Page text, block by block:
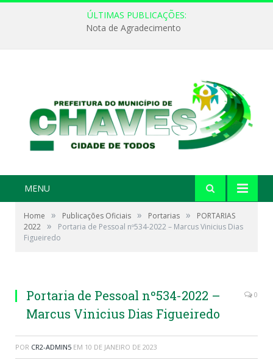
ÚLTIMAS PUBLICAÇÕES:
Nota de Agradecimento
MENU
Home » Publicações Oficiais » Portarias »
PORTARIAS
2022 »
Portaria de Pessoal nº534-2022 – Marcus Vinicius Dias
Figueiredo
Portaria de Pessoal nº534-2022 –
Marcus Vinicius Dias Figueiredo
0
POR CR2-ADMIN5 EM 10 DE JANEIRO DE 2023